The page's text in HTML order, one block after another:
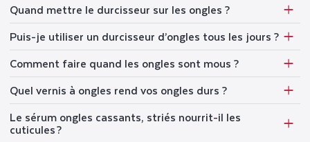
Quand mettre le durcisseur sur les ongles ?
Puis-je utiliser un durcisseur d’ongles tous les jours ?
Comment faire quand les ongles sont mous ?
Quel vernis à ongles rend vos ongles durs ?
Le sérum ongles cassants, striés nourrit-il les
cuticules ?